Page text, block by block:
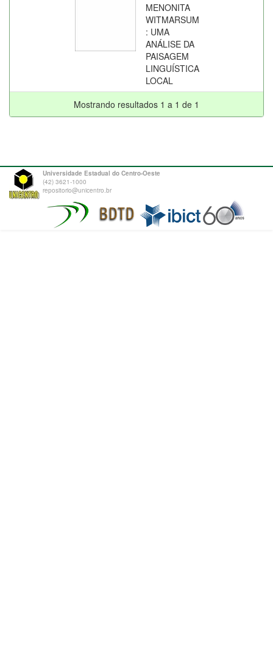
MENONITA
WITMARSUM
: UMA
ANÁLISE DA
PAISAGEM
LINGUÍSTICA
LOCAL
Mostrando resultados 1 a 1 de 1
Universidade Estadual do Centro-Oeste
(42) 3621-1000
repositorio@unicentro.br